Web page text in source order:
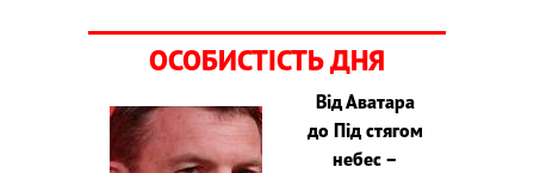
ОСОБИСТІСТЬ ДНЯ
Від Аватара
до Під стягом
небес –